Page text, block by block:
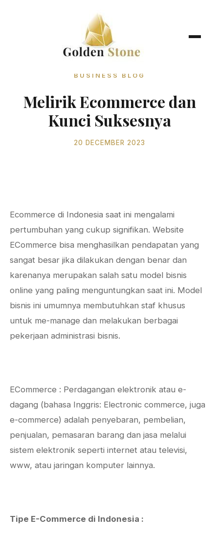
BUSINESS BLOG
Melirik Ecommerce dan
Kunci Suksesnya
20 DECEMBER 2023
Ecommerce di Indonesia saat ini mengalami
pertumbuhan yang cukup signifikan. Website
ECommerce bisa menghasilkan pendapatan yang
sangat besar jika dilakukan dengan benar dan
karenanya merupakan salah satu model bisnis
online yang paling menguntungkan saat ini. Model
bisnis ini umumnya membutuhkan staf khusus
untuk me-manage dan melakukan berbagai
pekerjaan administrasi bisnis.
ECommerce : Perdagangan elektronik atau e-
dagang (bahasa Inggris: Electronic commerce, juga
e-commerce) adalah penyebaran, pembelian,
penjualan, pemasaran barang dan jasa melalui
sistem elektronik seperti internet atau televisi,
www, atau jaringan komputer lainnya.
Tipe E-Commerce di Indonesia :